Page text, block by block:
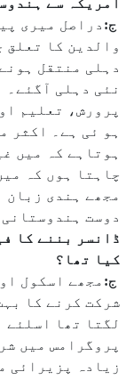
ج: دراصل میری
والدین کا تعلق
دہلی منتقل
نئی دہلی آگئے۔
پرورش، تعلیم
ہو ئی ہے۔ اکثر
ہوتاہے کہ میں
چاہتا ہوں کہ
مجھے ہندی زبان
دوست ہندوستانی
ڈانسر بننے کا
کیا تھا؟
ج: مجھے اسکول
شرکت کرنے کا
لگتا تھا اسلئے
پروگرامس میں
زیادہ پزیرائی